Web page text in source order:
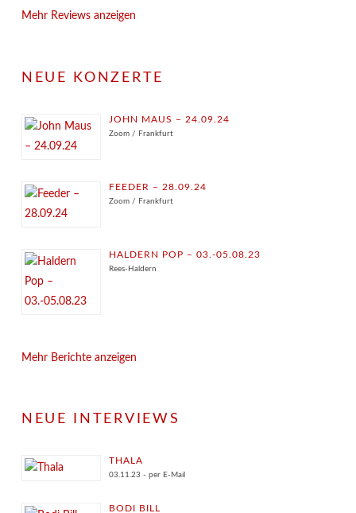
Mehr Reviews anzeigen
NEUE KONZERTE
JOHN MAUS – 24.09.24
Zoom / Frankfurt
FEEDER – 28.09.24
Zoom / Frankfurt
HALDERN POP – 03.-05.08.23
Rees-Haldern
Mehr Berichte anzeigen
NEUE INTERVIEWS
THALA
03.11.23 - per E-Mail
BODI BILL